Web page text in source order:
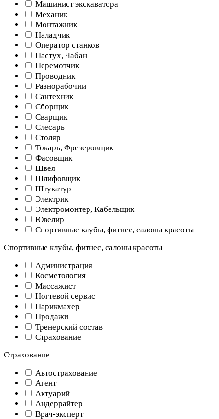
Машинист экскаватора
Механик
Монтажник
Наладчик
Оператор станков
Пастух, Чабан
Перемотчик
Проводник
Разнорабочий
Сантехник
Сборщик
Сварщик
Слесарь
Столяр
Токарь, Фрезеровщик
Фасовщик
Швея
Шлифовщик
Штукатур
Электрик
Электромонтер, Кабельщик
Ювелир
Спортивные клубы, фитнес, салоны красоты
Спортивные клубы, фитнес, салоны красоты
Администрация
Косметология
Массажист
Ногтевой сервис
Парикмахер
Продажи
Тренерский состав
Страхование
Страхование
Автострахование
Агент
Актуарий
Андеррайтер
Врач-эксперт